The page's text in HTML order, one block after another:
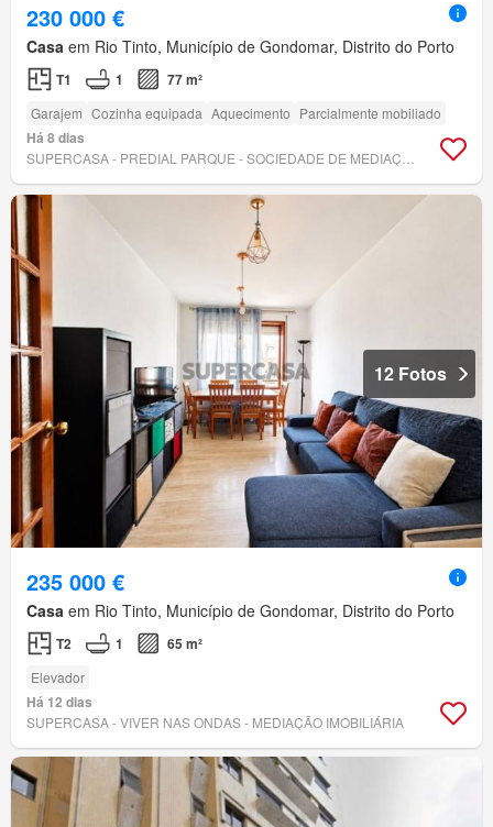
230 000 €
Casa em Rio Tinto, Município de Gondomar, Distrito do Porto
T1 1 77 m²
Garajem Cozinha equipada Aquecimento Parcialmente mobiliado
Há 8 dias
12 Fotos
235 000 €
Casa em Rio Tinto, Município de Gondomar, Distrito do Porto
T2 1 65 m²
Elevador
Há 12 dias
SUPERCASA - VIVER NAS ONDAS - MEDIAÇÃO IMOBILIÁRIA